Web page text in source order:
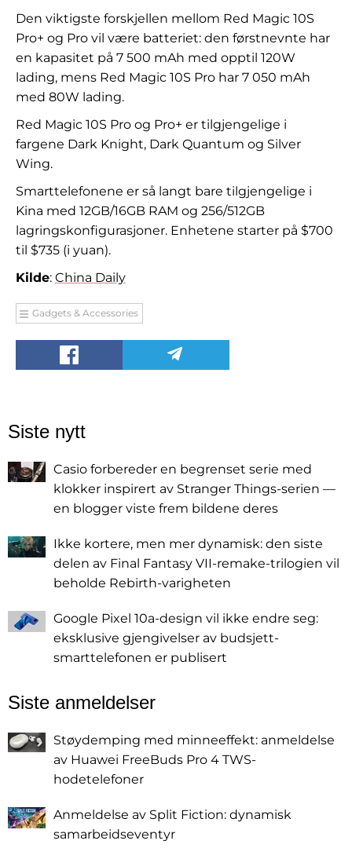
Den viktigste forskjellen mellom Red Magic 10S
Pro+ og Pro vil være batteriet: den førstnevnte har
en kapasitet på 7 500 mAh med opptil 120W
lading, mens Red Magic 10S Pro har 7 050 mAh
med 80W lading.
Red Magic 10S Pro og Pro+ er tilgjengelige i
fargene Dark Knight, Dark Quantum og Silver
Wing.
Smarttelefonene er så langt bare tilgjengelige i
Kina med 12GB/16GB RAM og 256/512GB
lagringskonfigurasjoner. Enhetene starter på $700
til $735 (i yuan).
Kilde: China Daily
Gadgets & Accessories
Siste nytt
Casio forbereder en begrenset serie med
klokker inspirert av Stranger Things-serien —
en blogger viste frem bildene deres
Ikke kortere, men mer dynamisk: den siste
delen av Final Fantasy VII-remake-trilogien vil
beholde Rebirth-varigheten
Google Pixel 10a-design vil ikke endre seg:
eksklusive gjengivelser av budsjett-
smarttelefonen er publisert
Siste anmeldelser
Støydemping med minneeffekt: anmeldelse
av Huawei FreeBuds Pro 4 TWS-
hodetelefoner
Anmeldelse av Split Fiction: dynamisk
samarbeidseventyr